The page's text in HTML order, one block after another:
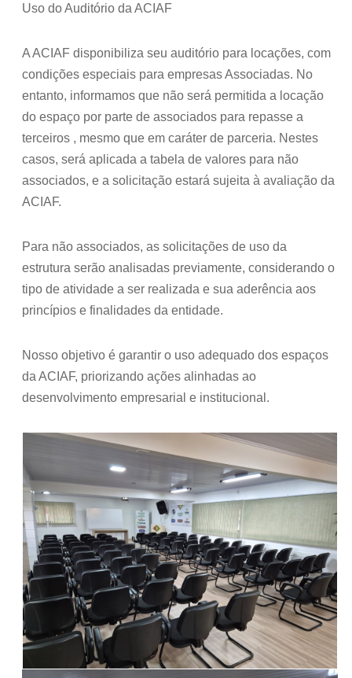
Uso do Auditório da ACIAF
A ACIAF disponibiliza seu auditório para locações, com
condições especiais para empresas Associadas. No
entanto, informamos que não será permitida a locação
do espaço por parte de associados para repasse a
terceiros , mesmo que em caráter de parceria. Nestes
casos, será aplicada a tabela de valores para não
associados, e a solicitação estará sujeita à avaliação da
ACIAF.
Para não associados, as solicitações de uso da
estrutura serão analisadas previamente, considerando o
tipo de atividade a ser realizada e sua aderência aos
princípios e finalidades da entidade.
Nosso objetivo é garantir o uso adequado dos espaços
da ACIAF, priorizando ações alinhadas ao
desenvolvimento empresarial e institucional.